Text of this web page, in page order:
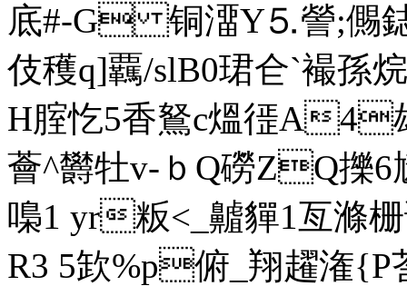
底#-G 铜澑Y⒌謍;儩鋕
伎穫q]覊/slB0珺仺`襊孫
H腟忔5香鴑c熅徰 A4
薈^欝牡v-ｂQ磱ZQ
嘄1 yr粄<_齇貚 1亙滌
R3 5欫%p俯_翔趯潅{P